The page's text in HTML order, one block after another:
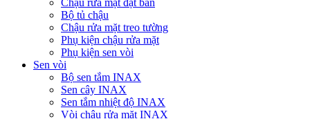
Chậu rửa mặt đặt bàn
Bộ tủ chậu
Chậu rửa mặt treo tường
Phụ kiện chậu rửa mặt
Phụ kiện sen vòi
Sen vòi
Bộ sen tắm INAX
Sen cây INAX
Sen tắm nhiệt độ INAX
Vòi chậu rửa mặt INAX